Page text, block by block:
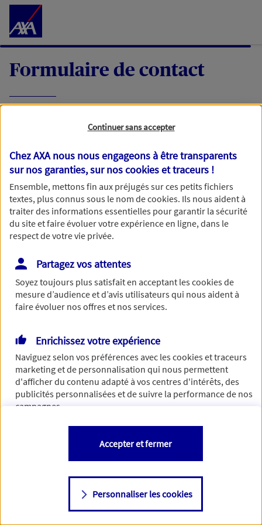
Accéder au Contenu
Formulaire de contact
demande, nous vous répondrons dans les
meilleurs délais par mail ou par téléphone.
Votre message :
Vous disposez de droits sur les informations vous concernant. Pour
plus d’informations,cliquez ici.
Continuer sans accepter
Chez AXA nous nous engageons à être transparents
sur nos garanties, sur noscookies et traceurs !
Ensemble, mettons fin aux préjugés sur ces petits fichiers
textes, plus connus sous le nom decookies. Ils nous aident à
traiter des informations essentielles pour garantir la sécurité
du site et faire évoluer votre expérience en ligne, dans le
respect de votre vie privée.
Partagez vos attentes
Soyez toujours plus satisfait en acceptant lescookiesde
mesure d’audience et d’avis utilisateurs qui nous aident à
faire évoluer nos offres et nos services.
Enrichissez votre expérience
Naviguez selon vos préférences avec lescookies et traceurs
marketing et de personnalisation qui nous permettent
d'afficher du contenu adapté à vos centres d'intérêts, des
publicités personnalisées et de suivre la performance de nos
campagnes.
Vous êtes libre de les accepter, de les refuser comme de
changer d'avis à tout moment en allant sur
Consulter notre politique decookies
Personnaliser les cookies
Accepter et fermer